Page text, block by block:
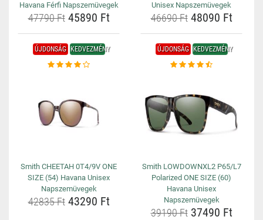
Havana Férfi Napszemüvegek
47790 Ft45890 Ft
Unisex Napszemüvegek
46690 Ft48090 Ft
ÚJDONSÁG KEDVEZMÉNY
Smith CHEETAH 0T4/9V ONE
SIZE (54) Havana Unisex
Napszemüvegek
42835 Ft43290 Ft
ÚJDONSÁG KEDVEZMÉNY
Smith LOWDOWNXL2 P65/L7
Polarized ONE SIZE (60)
Havana Unisex
Napszemüvegek
39190 Ft37490 Ft